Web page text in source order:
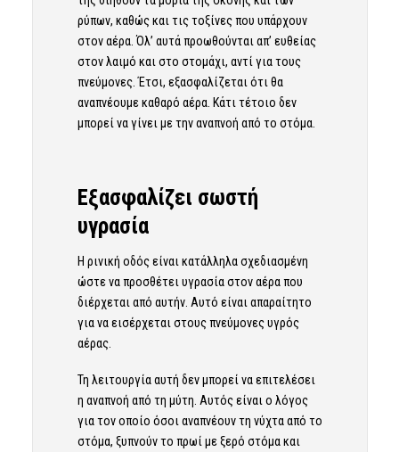
ρύπων, καθώς και τις τοξίνες που υπάρχουν
στον αέρα. Όλ’ αυτά προωθούνται απ’ ευθείας
στον λαιμό και στο στομάχι, αντί για τους
πνεύμονες. Έτσι, εξασφαλίζεται ότι θα
αναπνέουμε καθαρό αέρα. Κάτι τέτοιο δεν
μπορεί να γίνει με την αναπνοή από το στόμα.
Εξασφαλίζει σωστή
υγρασία
Η ρινική οδός είναι κατάλληλα σχεδιασμένη
ώστε να προσθέτει υγρασία στον αέρα που
διέρχεται από αυτήν. Αυτό είναι απαραίτητο
για να εισέρχεται στους πνεύμονες υγρός
αέρας.
Τη λειτουργία αυτή δεν μπορεί να επιτελέσει
η αναπνοή από τη μύτη. Αυτός είναι ο λόγος
για τον οποίο όσοι αναπνέουν τη νύχτα από το
στόμα, ξυπνούν το πρωί με ξερό στόμα και